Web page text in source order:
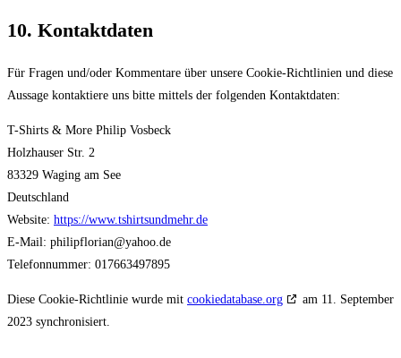
10. Kontaktdaten
Für Fragen und/oder Kommentare über unsere Cookie-Richtlinien und diese
Aussage kontaktiere uns bitte mittels der folgenden Kontaktdaten:
T-Shirts & More Philip Vosbeck
Holzhauser Str. 2
83329 Waging am See
Deutschland
Website: https://www.tshirtsundmehr.de
E-Mail: philipflorian@yahoo.de
Telefonnummer: 017663497895
Diese Cookie-Richtlinie wurde mit cookiedatabase.org
am 11. September
2023 synchronisiert.